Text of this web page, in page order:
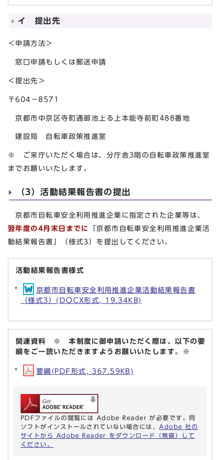
イ 提出先
＜申請方法＞
窓口申請もしくは郵送申請
＜提出先＞
〒604－8571
京都市中京区寺町通御池上る上本能寺前町488番地
建設局 自転車政策推進室
※ ご来庁いただく場合は、分庁舎3階の自転車政策推進室
までお願いいたします。
（3）活動結果報告書の提出
京都市自転車安全利用推進企業に指定された企業等は、
翌年度の4月末日までに
「京都市自転車安全利用推進企業活
動結果報告書」（様式3）を提出してください。
活動結果報告書様式
京都市自転車安全利用推進企業活動結果報告書
（様式3）(DOCX形式, 19.34KB)
関連資料 ※ 本制度に御申請いただく際は、以下の要
綱をご一読いただきますようお願いいたします。※
要綱(PDF形式, 367.59KB)
PDFファイルの閲覧には Adobe Reader が必要です。同
ソフトがインストールされていない場合には、 Adobe 社の
サイトから Adobe Reader をダウンロード（無償）して
ください。